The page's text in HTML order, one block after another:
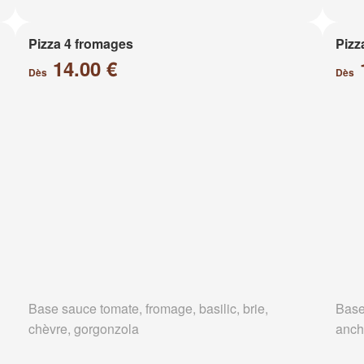
Pizza 4 fromages
Dès14.00 €
Base sauce tomate, fromage, basilic, brie,
chèvre, gorgonzola
Dès